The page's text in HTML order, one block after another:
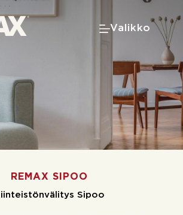
Valikko
REMAX SIPOO
Sipoo